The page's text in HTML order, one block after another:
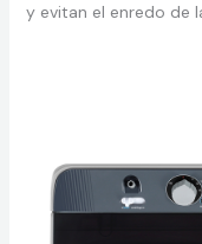
y evitan el enredo de